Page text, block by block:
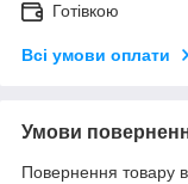
Готівкою
Всі умови оплати
Умови
Повернення товару